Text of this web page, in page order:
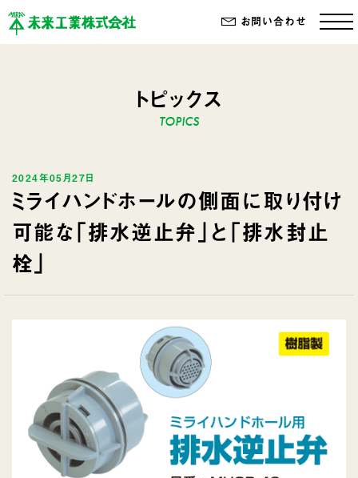
お問い合わせ
トピックス
2024年05月27日
ミライハンドホールの側面に取り付け
可能な「排水逆止弁」と「排水封止
栓」